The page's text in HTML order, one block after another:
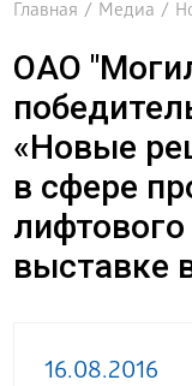
Главная / Медиа /
ОАО
«Новые
в сфере
выставке
16.08.2016